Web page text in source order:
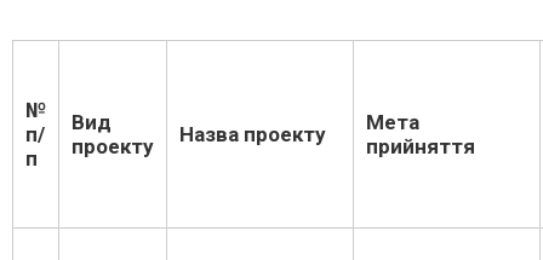
№
п/
п
Вид
проекту
Назва проекту
Мета
прийняття